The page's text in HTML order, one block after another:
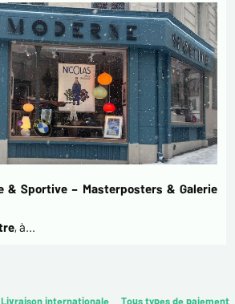
& Sportive – Masterposters & Galerie
, à…
Livraison internationale Tous types de paiement